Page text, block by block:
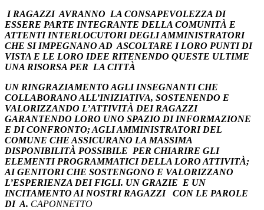
I RAGAZZI AVRANNO LA CONSAPEVOLEZZA DI
ESSERE PARTE INTEGRANTE DELLA COMUNITÀ E
ATTENTI INTERLOCUTORI DEGLI AMMINISTRATORI
CHE SI IMPEGNANO AD ASCOLTARE I LORO PUNTI DI
VISTA E LE LORO IDEE RITENENDO QUESTE ULTIME
UNA RISORSA PER LA CITTÀ
UN RINGRAZIAMENTO AGLI INSEGNANTI CHE
COLLABORANO ALL’INIZIATIVA, SOSTENENDO E
VALORIZZANDO L’ATTIVITÀ DEI RAGAZZI
GARANTENDO LORO UNO SPAZIO DI INFORMAZIONE
E DI CONFRONTO; AGLI AMMINISTRATORI DEL
COMUNE CHE ASSICURANO LA MASSIMA
DISPONIBILITÀ POSSIBILE PER CHIARIRE GLI
ELEMENTI PROGRAMMATICI DELLA LORO ATTIVITÀ;
AI GENITORI CHE SOSTENGONO E VALORIZZANO
L’ESPERIENZA DEI FIGLI. UN GRAZIE E UN
INCITAMENTO AI NOSTRI RAGAZZI CON LE PAROLE
DI A. CAPONNETTO